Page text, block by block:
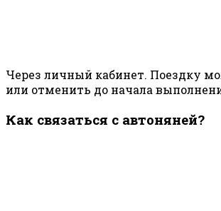
Через личный кабинет. Поездку
или отменить до начала
Как связаться с автоняней?